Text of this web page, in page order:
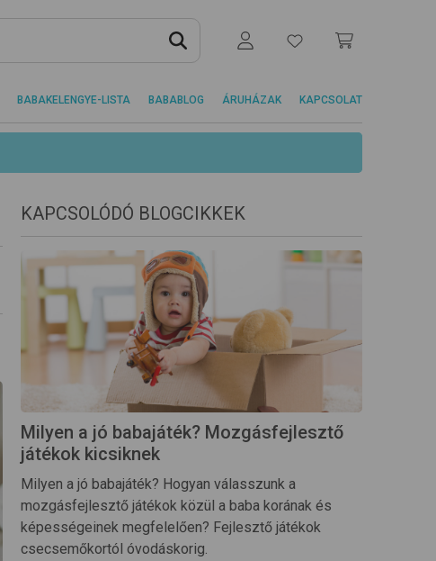
BABAKELENGYE-LISTA BABABLOG ÁRUHÁZAK KAPCSOLAT
KAPCSOLÓDÓ BLOGCIKKEK
Milyen a jó babajáték? Mozgásfejlesztő
játékok kicsiknek
Milyen a jó babajáték? Hogyan válasszunk a
mozgásfejlesztő játékok közül a baba korának és
képességeinek megfelelően? Fejlesztő játékok
csecsemőkortól óvodáskorig.